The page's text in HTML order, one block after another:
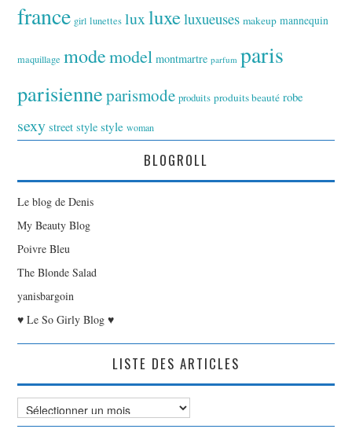
france girl lunettes luxluxeluxueuses makeup mannequin
maquillage modemodel montmartre parfum paris
parisienneparismode produits produits beauté robe
sexy street style style woman
BLOGROLL
Le blog de Denis
My Beauty Blog
Poivre Bleu
The Blonde Salad
yanisbargoin
♥ Le So Girly Blog ♥
LISTE DES ARTICLES
Liste
des